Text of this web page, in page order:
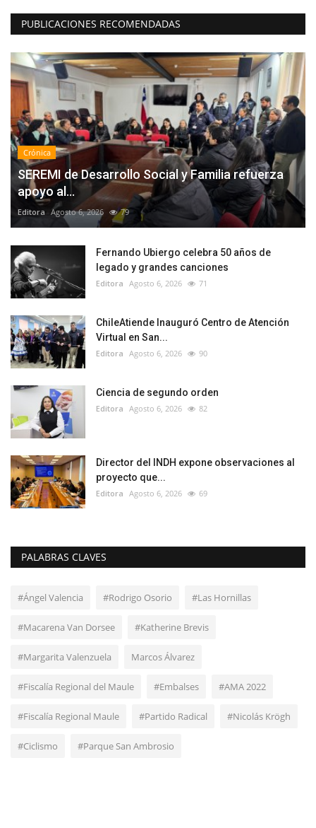
PUBLICACIONES RECOMENDADAS
Crónica
SEREMI de Desarrollo Social y Familia refuerza
apoyo al...
Editora Agosto 6, 2026 79
Fernando Ubiergo celebra 50 años de
legado y grandes canciones
Editora Agosto 6, 2026 71
ChileAtiende Inauguró Centro de Atención
Virtual en San...
Editora Agosto 6, 2026 90
Ciencia de segundo orden
Editora Agosto 6, 2026 82
Director del INDH expone observaciones al
proyecto que...
Editora Agosto 6, 2026 69
PALABRAS CLAVES
#Ángel Valencia #Rodrigo Osorio #Las Hornillas
#Macarena Van Dorsee #Katherine Brevis
#Margarita Valenzuela Marcos Álvarez
#Fiscalía Regional del Maule #Embalses #AMA 2022
#Fiscalía Regional Maule #Partido Radical #Nicolás Krögh
#Ciclismo #Parque San Ambrosio